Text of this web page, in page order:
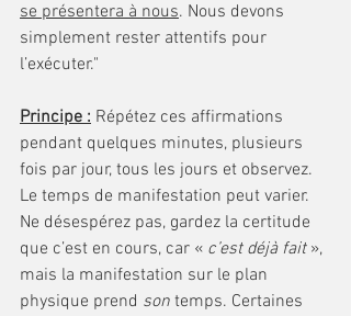
se présentera à nous. Nous devons
simplement rester attentifs pour
l’exécuter."
Principe : Répétez ces affirmations
pendant quelques minutes, plusieurs
fois par jour, tous les jours et observez.
Le temps de manifestation peut varier.
Ne désespérez pas, gardez la certitude
que c’est en cours, car « c’est déjà fait »,
mais la manifestation sur le plan
physique prend son temps. Certaines